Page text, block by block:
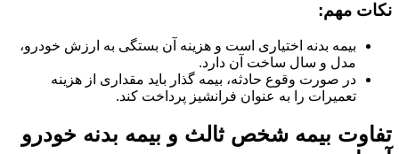
نکات مهم:
بیمه بدنه اختیاری است و هزینه آن بستگی به ارزش خودرو،
مدل و سال ساخت آن دارد.
در صورت وقوع حادثه، بیمه گذار باید مقداری از هزینه
تعمیرات را به عنوان فرانشیز پرداخت کند.
تفاوت بیمه شخص ثالث و بیمه بدنه خودرو